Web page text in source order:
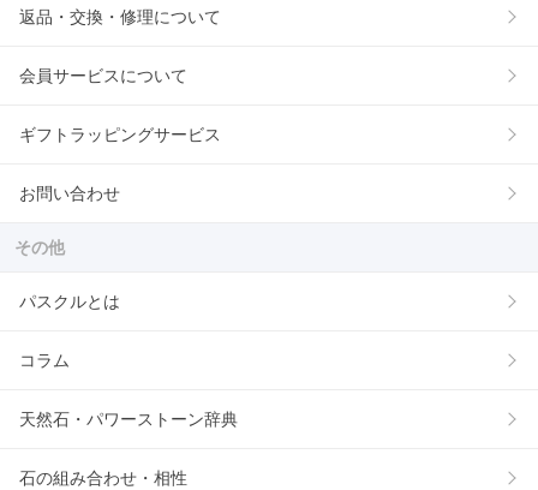
返品・交換・修理について
会員サービスについて
ギフトラッピングサービス
お問い合わせ
その他
パスクルとは
コラム
天然石・パワーストーン辞典
石の組み合わせ・相性